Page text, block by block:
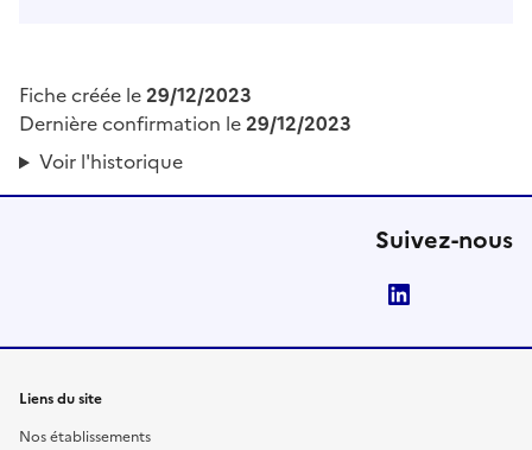
Fiche créée le29/12/2023
Dernière confirmation le29/12/2023
Voir l'historique
Suivez-nous
Liens du site
Nos établissements